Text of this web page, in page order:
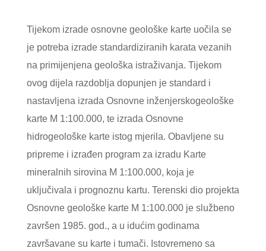
Tijekom izrade osnovne geološke karte uočila se
je potreba izrade standardiziranih karata vezanih
na primijenjena geološka istraživanja. Tijekom
ovog dijela razdoblja dopunjen je standard i
nastavljena izrada Osnovne inženjerskogeološke
karte M 1:100.000, te izrada Osnovne
hidrogeološke karte istog mjerila. Obavljene su
pripreme i izrađen program za izradu Karte
mineralnih sirovina M 1:100.000, koja je
uključivala i prognoznu kartu. Terenski dio projekta
Osnovne geološke karte M 1:100.000 je službeno
završen 1985. god., a u idućim godinama
završavane su karte i tumači. Istovremeno sa